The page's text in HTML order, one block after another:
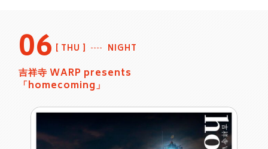
06 THU NIGHT
吉祥寺 WARP presents
「homecoming」